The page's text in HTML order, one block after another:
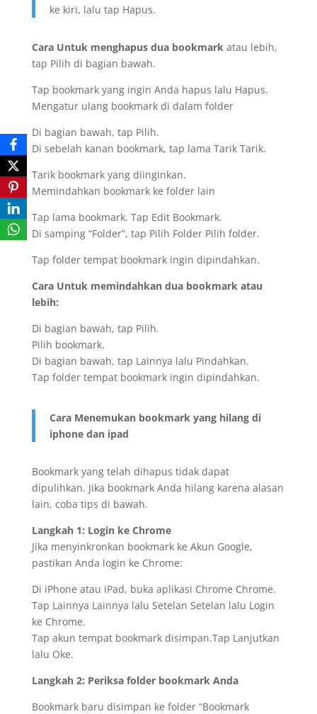
ke kiri, lalu tap Hapus.
Cara Untuk menghapus dua bookmarkatau lebih,
tap Pilih di bagian bawah.
Tap bookmark yang ingin Anda hapus lalu Hapus.
Mengatur ulang bookmark di dalam folder
Di bagian bawah, tap Pilih.
Di sebelah kanan bookmark, tap lama Tarik Tarik.
Tarik bookmark yang diinginkan.
Memindahkan bookmark ke folder lain
Tap lama bookmark. Tap Edit Bookmark.
Di samping “Folder”, tap Pilih Folder Pilih folder.
Tap folder tempat bookmark ingin dipindahkan.
Cara Untuk memindahkan dua bookmark atau
lebih:
Di bagian bawah, tap Pilih.
Pilih bookmark.
Di bagian bawah, tap Lainnya lalu Pindahkan.
Tap folder tempat bookmark ingin dipindahkan.
Cara Menemukan bookmark yang hilang di
iphone dan ipad
Bookmark yang telah dihapus tidak dapat
dipulihkan. Jika bookmark Anda hilang karena alasan
lain, coba tips di bawah.
Langkah 1: Login ke Chrome
Jika menyinkronkan bookmark ke Akun Google,
pastikan Anda login ke Chrome:
Di iPhone atau iPad, buka aplikasi Chrome Chrome.
Tap Lainnya Lainnya lalu Setelan Setelan lalu Login
ke Chrome.
Tap akun tempat bookmark disimpan.Tap Lanjutkan
lalu Oke.
Langkah 2: Periksa folder bookmark Anda
Bookmark baru disimpan ke folder “Bookmark